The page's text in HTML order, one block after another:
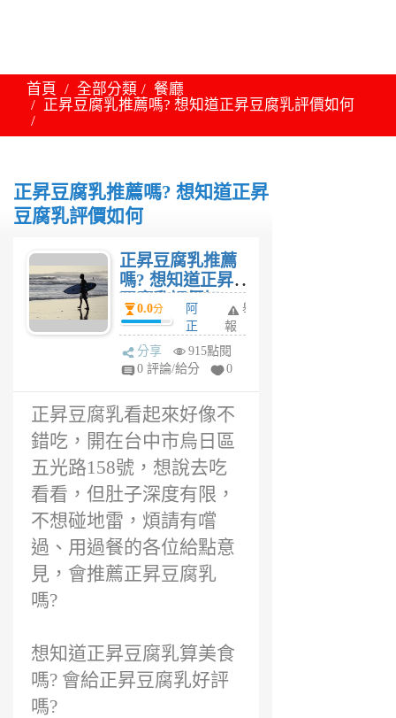
首頁 全部分類
餐廳
正昇豆腐乳推薦嗎? 想知道正昇豆腐乳評價如何
正昇豆腐乳推薦嗎? 想知道正昇
豆腐乳評價如何
正昇豆腐乳推薦
嗎? 想知道正昇
豆腐乳評價如
何
0.0分
阿
正
6
年
舉
報
分享
915點閱
0 評論/給分
0
正昇豆腐乳看起來好像不
錯吃，開在台中市烏日區
五光路158號，想說去吃
看看，但肚子深度有限，
不想碰地雷，煩請有嚐
過、用過餐的各位給點意
見，會推薦正昇豆腐乳
嗎?
想知道正昇豆腐乳算美食
嗎? 會給正昇豆腐乳好評
嗎?